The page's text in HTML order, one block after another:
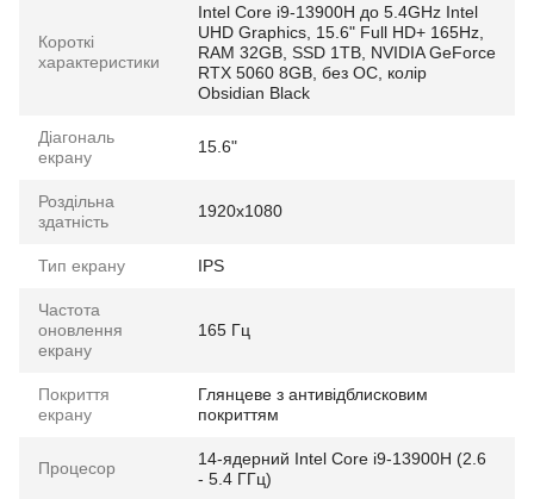
Короткі
характеристики
Intel Core i9-13900H до 5.4GHz Intel
UHD Graphics, 15.6" Full HD+ 165Hz,
RAM 32GB, SSD 1TB, NVIDIA GeForce
RTX 5060 8GB, без ОС, колір
Obsidian Black
Діагональ
екрану
15.6"
Роздільна
здатність
1920x1080
Тип екрану IPS
Частота
оновлення
екрану
165 Гц
Покриття
екрану
Глянцеве з антивідблисковим
покриттям
Процесор
14-ядерний Intel Core i9-13900H (2.6
- 5.4 ГГц)